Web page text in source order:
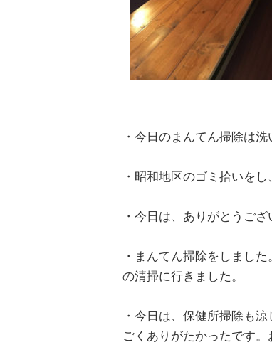
・今日のまんてん掃除は
・昭和地区のゴミ拾いを
・今日は、ありがとうご
・まんてん掃除をしまし
の清掃に行きました。
・今日は、保健所掃除も
ごくありがたかったです